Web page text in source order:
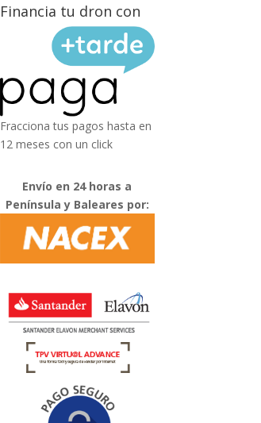
Financia tu dron con
Fracciona tus pagos hasta en
12 meses con un click
Envío en 24 horas a
Península y Baleares por: